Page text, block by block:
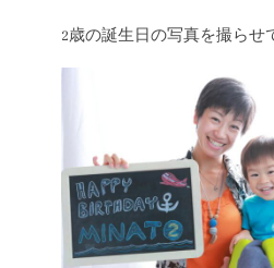
2歳の誕生日の写真を撮らせ